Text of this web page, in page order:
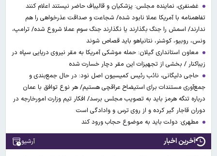
غضنفری، نماینده مجلس: پزشکیان و قالیباف حاضر نیستند اعلام کنند
تفاهمنامه با آمریکا عملا نابود شده/ شجاعت و صداقت عذرخواهی را هم
ندارند/ اسمش را جنگ بگذارند یا نگذارند جنگ سوم عملا شروع شده/ ترامپ،
ونس، روبیو، کوشنر، نتانیاهو باید قصاص شوند
معاون استانداری گیلان: حمله موشکی آمریکا به مقر نیروی دریایی سپاه در
زیباکنار / بخشی از تجهیزات این مقر دچار خسارت شده
حاجی دلیگانی، نائب رئیس کمیسیون اصل نود: در حال جمع‌بندی و
جمع‌آوری مستندات برای استیضاح عراقچی هستیم/ هر نوع توافق با عمان
درباره تنگه هرمز باید به تصویب مجلس برسد/ افکار تیم وزارت امورخارجه در
دوران قاجار گیر کرده و از روی ترس و وادادگی است
مطهری: دولت باید به موضوع حجاب ورود کند
آخرین اخبار آرشیو